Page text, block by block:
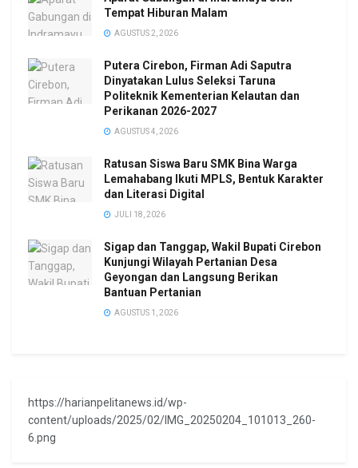
Tempat Hiburan Malam
AGUSTUS 2, 2026
Putera Cirebon, Firman Adi Saputra
Dinyatakan Lulus Seleksi Taruna
Politeknik Kementerian Kelautan dan
Perikanan 2026-2027
AGUSTUS 4, 2026
Ratusan Siswa Baru SMK Bina Warga
Lemahabang Ikuti MPLS, Bentuk Karakter
dan Literasi Digital
JULI 18, 2026
Sigap dan Tanggap, Wakil Bupati Cirebon
Kunjungi Wilayah Pertanian Desa
Geyongan dan Langsung Berikan
Bantuan Pertanian
AGUSTUS 1, 2026
https://harianpelitanews.id/wp-
content/uploads/2025/02/IMG_20250204_101013_260-
6.png